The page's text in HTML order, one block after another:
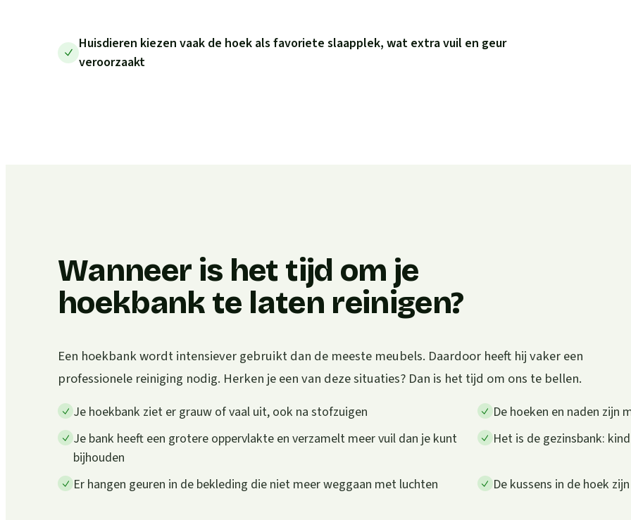
Huisdieren kiezen vaak de hoek als favoriete slaapplek, wat extra vuil en geur
veroorzaakt
Wanneer is het tijd om je
hoekbank te laten reinigen?
Een hoekbank wordt intensiever gebruikt dan de meeste meubels. Daardoor heeft hij vaker een
professionele reiniging nodig. Herken je een van deze situaties? Dan is het tijd om ons te bellen.
Je hoekbank ziet er grauw of vaal uit, ook na stofzuigen
De hoeken en naden zijn
Je bank heeft een grotere oppervlakte en verzamelt meer vuil dan je kunt
bijhouden
Het is de gezinsbank:
Er hangen geuren in de bekleding die niet meer weggaan met luchten De kussens in de hoek